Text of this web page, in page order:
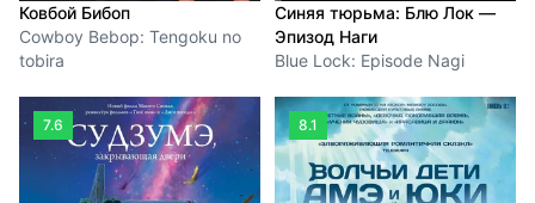
Ковбой Бибоп
Cowboy Bebop: Tengoku no
tobira
Синяя тюрьма: Блю Лок —
Эпизод Наги
Blue Lock: Episode Nagi
7.6 8.1